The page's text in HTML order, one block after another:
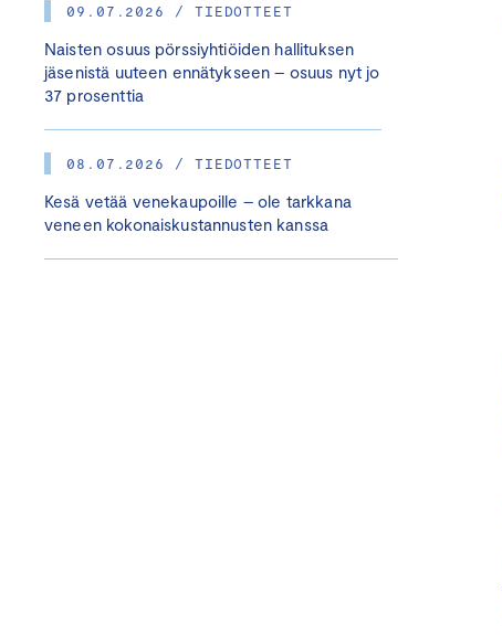
09.07.2026 / TIEDOTTEET
Naisten osuus pörssiyhtiöiden hallituksen
jäsenistä uuteen ennätykseen – osuus nyt jo
37 prosenttia
08.07.2026 / TIEDOTTEET
Kesä vetää venekaupoille – ole tarkkana
veneen kokonaiskustannusten kanssa